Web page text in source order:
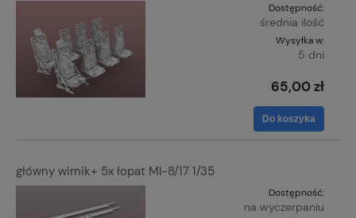
Dostępność:
średnia ilość
Wysyłka w:
5 dni
65,00 zł
Do koszyka
główny wirnik+ 5x łopat MI-8/17 1/35
Dostępność:
na wyczerpaniu